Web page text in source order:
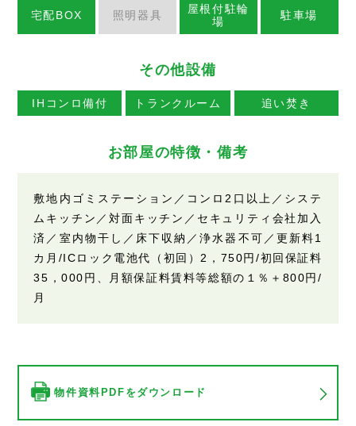
宅配BOX 照明器具
屋根付駐輪
場
駐車場
その他設備
IHコンロ備付 トランクルーム 追い焚き
お部屋の特徴・備考
敷地内ゴミステーション／コンロ2口以上／システ
ムキッチン／対面キッチン／セキュリティ会社加入
済／室内物干し／床下収納／浄水器不可／更新料1
カ月/ICロック電池代（初回）2，750円/初回保証料
35，000円、月額保証料賃料等総額の１％＋800円/
月
物件資料PDFをダウンロード